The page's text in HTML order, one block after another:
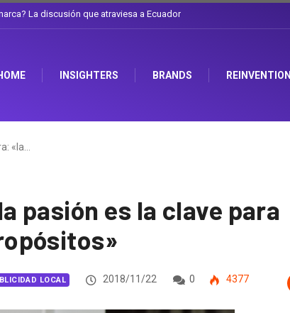
el sombrero en Corporación Favorita
INSIGHTERS BRANDS REINVENTION
«la…
pasión es la clave para
LOCAL 2018/11/22 0 4377